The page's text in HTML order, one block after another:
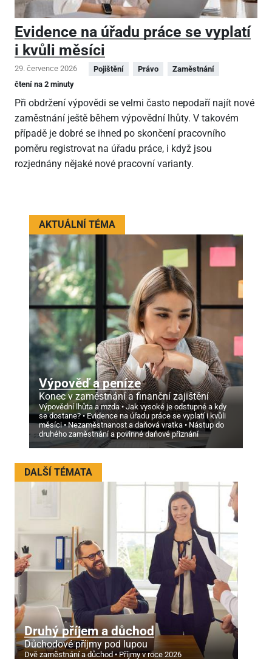
Evidence na úřadu práce se vyplatí
i kvůli měsíci
29. července 2026 Pojištění Právo
Zaměstnání
čtení na 2 minuty
Při obdržení výpovědi se velmi často nepodaří najít nové
zaměstnání ještě během výpovědní lhůty. V takovém
případě je dobré se ihned po skončení pracovního
poměru registrovat na úřadu práce, i když jsou
rozjednány nějaké nové pracovní varianty.
AKTUÁLNÍ TÉMA
Výpověď a peníze
Konec v zaměstnání a finanční zajištění
Výpovědní lhůta a mzda
Jak vysoké je odstupné a kdy
se dostane?
Evidence na úřadu práce se vyplatí i kvůli
měsíci
Nezaměstnanost a daňová vratka
Nástup do
druhého zaměstnání a povinné daňové přiznání
DALŠÍ TÉMATA
Druhý příjem a důchod
Důchodové příjmy pod lupou
Dvě zaměstnání a důchod
Příjmy v roce 2026